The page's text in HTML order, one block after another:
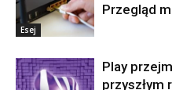
Esej
Przegląd
Play
przyszłym